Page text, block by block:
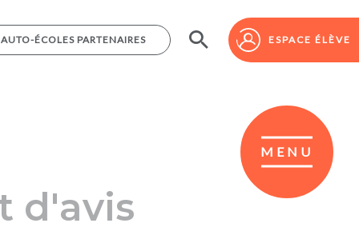
AUTO-ÉCOLES PARTENAIRES ESPACE ÉLÈVE
MENU
AUTO-ÉCOLES PARTENAIRES ESPACE ÉLÈVE
d'avis